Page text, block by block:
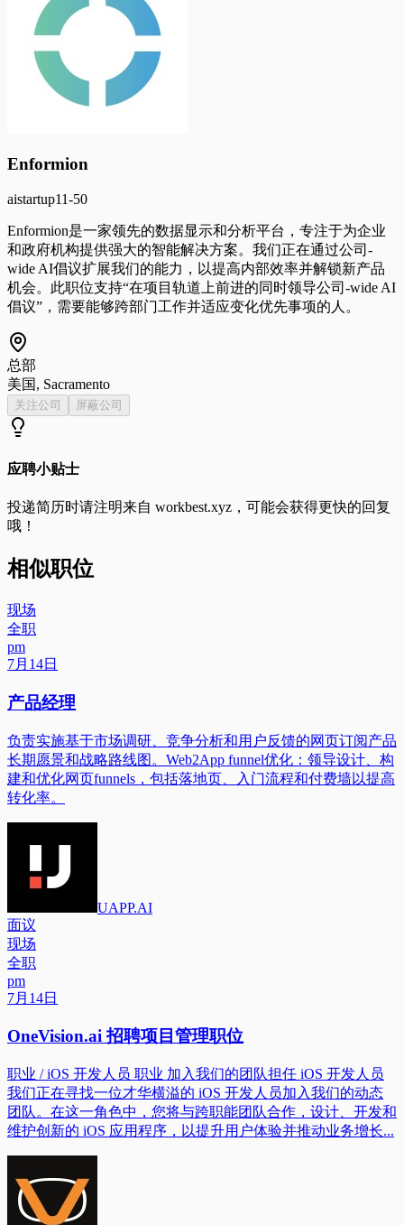
Enformion
aistartup11-50
Enformion是一家领先的数据显示和分析平台，专注于为企业
和政府机构提供强大的智能解决方案。我们正在通过公司-
wide AI倡议扩展我们的能力，以提高内部效率并解锁新产品
机会。此职位支持“在项目轨道上前进的同时领导公司-wide AI
倡议”，需要能够跨部门工作并适应变化优先事项的人。
总部
美国, Sacramento
关注公司 屏蔽公司
应聘小贴士
投递简历时请注明来自 workbest.xyz ，可能会获得更快的回复
哦！
相似职位
现场
全职
pm
7月14日
产品经理
负责实施基于市场调研、竞争分析和用户反馈的网页订阅产品
长期愿景和战略路线图。Web2App funnel优化：领导设计、构
建和优化网页funnels，包括落地页、入门流程和付费墙以提高
转化率。
UAPP.AI
面议
现场
全职
pm
7月14日
OneVision.ai 招聘项目管理职位
职业 / iOS 开发人员 职业 加入我们的团队担任 iOS 开发人员
我们正在寻找一位才华横溢的 iOS 开发人员加入我们的动态
团队。在这一角色中，您将与跨职能团队合作，设计、开发和
维护创新的 iOS 应用程序，以提升用户体验并推动业务增长...